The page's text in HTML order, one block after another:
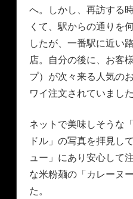
へ。しかし、再訪する
くて、駅からの通りを
したが、一番駅に近い
店。自分の後に、お客
プ）が次々来る人気の
ワイ注文されていました
ネットで美味しそうな
ドル」の写真を拝見し
ュー」にあり安心して
な米粉麺の「カレーヌ
た。